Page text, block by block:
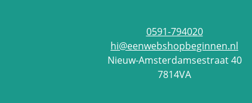
0591-794020
hi@eenwebshopbeginnen.nl
Nieuw-Amsterdamsestraat 40
7814VA